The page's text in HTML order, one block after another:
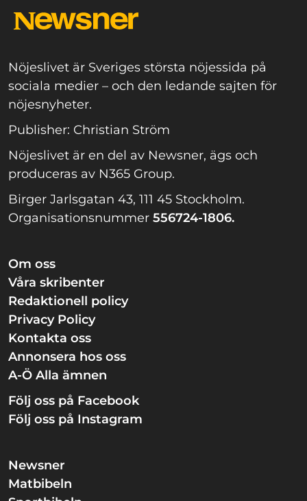
Nöjeslivet är Sveriges största nöjessida på
sociala medier – och den ledande sajten för
nöjesnyheter.
Publisher: Christian Ström
Nöjeslivet är en del av Newsner, ägs och
produceras av N365 Group.
Birger Jarlsgatan 43, 111 45 Stockholm.
Organisationsnummer 556724-1806.
Om oss
Våra skribenter
Redaktionell policy
Privacy Policy
Kontakta oss
Annonsera hos oss
A-Ö Alla ämnen
Följ oss på Facebook
Följ oss på Instagram
Newsner
Matbibeln